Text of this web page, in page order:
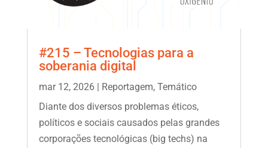
#215 – Tecnologias para a
soberania digital
mar 12, 2026| Reportagem, Temático
Diante dos diversos problemas éticos,
políticos e sociais causados pelas grandes
corporações tecnológicas (big techs) na